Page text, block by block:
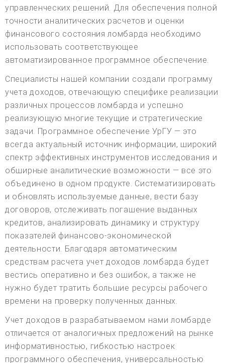
управленческих решений. Для обеспечения полной
точности аналитических расчетов и оценки
финансового состояния ломбарда необходимо
использовать соответствующее
автоматизированное программное обеспечение.
Специалисты нашей компании создали программу
учета доходов, отвечающую специфике реализации
различных процессов ломбарда и успешно
реализующую многие текущие и стратегические
задачи. Программное обеспечение УрГУ — это
всегда актуальный источник информации, широкий
спектр эффективных инструментов исследования и
обширные аналитические возможности — все это
объединено в одном продукте. Систематизировать
и обновлять используемые данные, вести базу
договоров, отслеживать погашение выданных
кредитов, анализировать динамику и структуру
показателей финансово-экономической
деятельности. Благодаря автоматическим
средствам расчета учет доходов ломбарда будет
вестись оперативно и без ошибок, а также не
нужно будет тратить большие ресурсы рабочего
времени на проверку полученных данных.
Учет доходов в разрабатываемом нами ломбарде
отличается от аналогичных предложений на рынке
информативностью, гибкостью настроек
программного обеспечения, универсальностью